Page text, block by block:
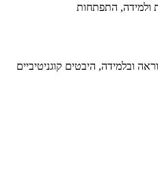
ולמידה, התפתחות
ובלמידה, היבטים קוגניטיביים